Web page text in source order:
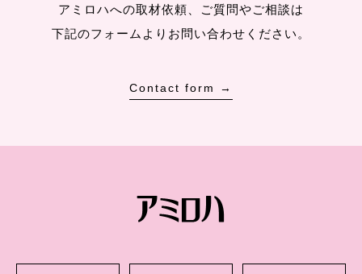
アミロハへの取材依頼、ご質問やご相談は
下記のフォームよりお問い合わせください。
Contact form →